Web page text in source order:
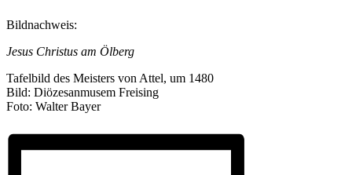
Bildnachweis:
Jesus Christus am Ölberg
Tafelbild des Meisters von Attel, um 1480
Bild: Diözesanmusem Freising
Foto: Walter Bayer